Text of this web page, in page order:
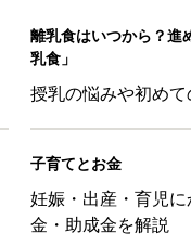
？子どもを水の事故か
で解決しました！